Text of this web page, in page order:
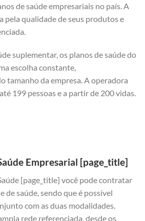
de saúde empresariais no país. A
pela qualidade de seus produtos e
suplementar, os planos de saúde do
escolha constante,
tamanho da empresa. A operadora
199 pessoas e a partir de 200 vidas.
Empresarial [page_title]
[page_title] você pode contratar
de saúde, sendo que é possível
com as duas modalidades.
rede referenciada, desde os